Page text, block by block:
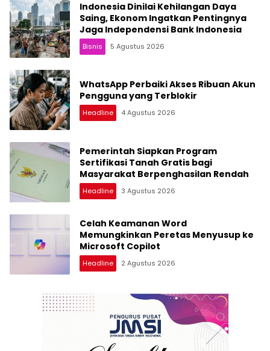
Indonesia Dinilai Kehilangan Daya
Saing, Ekonom Ingatkan Pentingnya
Jaga Independensi Bank Indonesia
Bisnis 5 Agustus 2026
WhatsApp Perbaiki Akses Ribuan Akun
Pengguna yang Terblokir
Headline 4 Agustus 2026
Pemerintah Siapkan Program
Sertifikasi Tanah Gratis bagi
Masyarakat Berpenghasilan Rendah
Headline 3 Agustus 2026
Celah Keamanan Word
Memungkinkan Peretas Menyusup ke
Microsoft Copilot
Headline 2 Agustus 2026